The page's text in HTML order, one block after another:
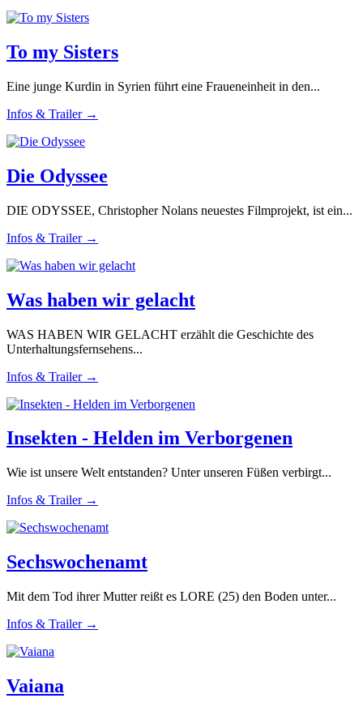
To my Sisters
Eine junge Kurdin in Syrien führt eine Fraueneinheit in den...
Infos & Trailer →
Die Odyssee
DIE ODYSSEE, Christopher Nolans neuestes Filmprojekt, ist ein...
Infos & Trailer →
Was haben wir gelacht
WAS HABEN WIR GELACHT erzählt die Geschichte des
Unterhaltungsfernsehens...
Infos & Trailer →
Insekten - Helden im Verborgenen
Wie ist unsere Welt entstanden? Unter unseren Füßen verbirgt...
Infos & Trailer →
Sechswochenamt
Mit dem Tod ihrer Mutter reißt es LORE (25) den Boden unter...
Infos & Trailer →
Vaiana